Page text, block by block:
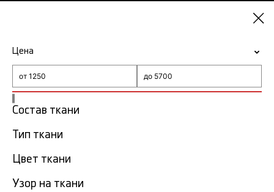
ГлавнаяMoschino
Moschino в Казани
Показать все
Цена
Состав ткани
Тип ткани
Цвет ткани
Узор на ткани